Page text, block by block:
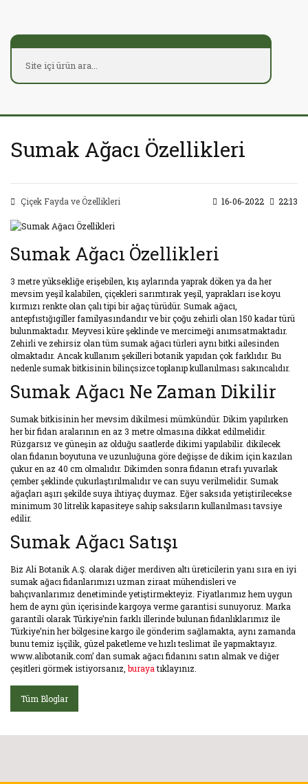
Sumak Ağacı Özellikleri
Çiçek Fayda ve Özellikleri 16-06-2022 22:13
Sumak Ağacı Özellikleri
3 metre yüksekliğe erişebilen, kış aylarında yaprak döken ya da her
mevsim yeşil kalabilen, çiçekleri sarımtırak yeşil, yaprakları ise koyu
kırmızı renkte olan çalı tipi bir ağaç türüdür. Sumak ağacı,
antepfıstığıgiller familyasındandır ve bir çoğu zehirli olan 150 kadar türü
bulunmaktadır. Meyvesi küre şeklinde ve mercimeği anımsatmaktadır.
Zehirli ve zehirsiz olan tüm sumak ağacı türleri aynı bitki ailesinden
olmaktadır. Ancak kullanım şekilleri botanik yapıdan çok farklıdır. Bu
nedenle sumak bitkisinin bilinçsizce toplanıp kullanılması sakıncalıdır.
Sumak Ağacı Ne Zaman Dikilir
Sumak bitkisinin her mevsim dikilmesi mümkündür. Dikim yapılırken
her bir fidan aralarının en az 3 metre olmasına dikkat edilmelidir.
Rüzgarsız ve güneşin az olduğu saatlerde dikimi yapılabilir. dikilecek
olan fidanın boyutuna ve uzunluğuna göre değişse de dikim için kazılan
çukur en az 40 cm olmalıdır. Dikimden sonra fidanın etrafı yuvarlak
çember şeklinde çukurlaştırılmalıdır ve can suyu verilmelidir. Sumak
ağaçları aşırı şekilde suya ihtiyaç duymaz. Eğer saksıda yetiştirilecekse
minimum 30 litrelik kapasiteye sahip saksıların kullanılması tavsiye
edilir.
Sumak Ağacı Satışı
Biz Ali Botanik A.Ş. olarak diğer merdiven altı üreticilerin yanı sıra en iyi
sumak ağacı fidanlarımızı uzman ziraat mühendisleri ve
bahçıvanlarımız denetiminde yetiştirmekteyiz. Fiyatlarımız hem uygun
hem de aynı gün içerisinde kargoya verme garantisi sunuyoruz. Marka
garantili olarak Türkiye’nin farklı illerinde bulunan fidanlıklarımız ile
Türkiye’nin her bölgesine kargo ile gönderim sağlamakta, aynı zamanda
bunu temiz işçilik, güzel paketleme ve hızlı teslimat ile yapmaktayız.
www.alibotanik.com’ dan sumak ağacı fidanını satın almak ve diğer
çeşitleri görmek istiyorsanız,burayatıklayınız.
Tüm Bloglar